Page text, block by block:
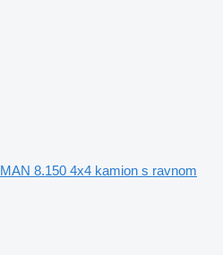
MAN 8.150 4x4 kamion s ravnom